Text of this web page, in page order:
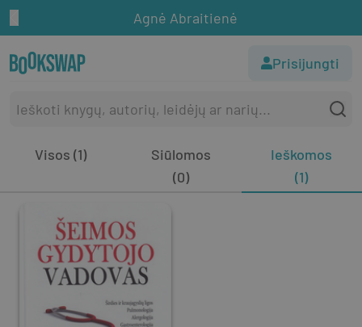
Agnė Abraitienė
Prisijungti
Visos (1)
Siūlomos
(0)
Ieškomos
(1)